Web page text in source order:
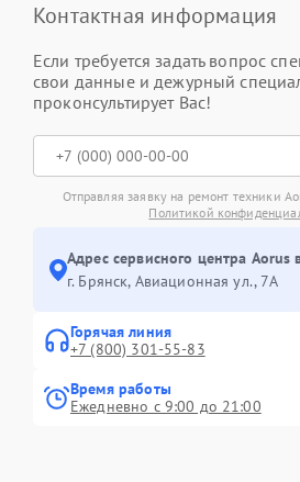
Контактная информация
Если требуется задать вопрос
свои данные и дежурный
проконсультирует Вас!
Отправляя заявку на ремонт техники
Политикой
Адрес сервисного центра Aorus
г. Брянск, Авиационная ул., 7А
Горячая линия
+7 (800) 301-55-83
Время работы
Ежедневно с 9:00 до 21:00